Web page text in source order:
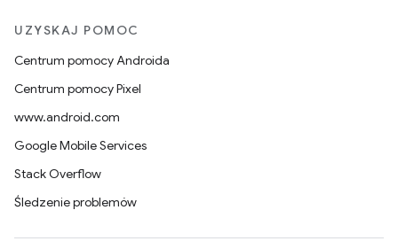
UZYSKAJ POMOC
Centrum pomocy Androida
Centrum pomocy Pixel
www.android.com
Google Mobile Services
Stack Overflow
Śledzenie problemów